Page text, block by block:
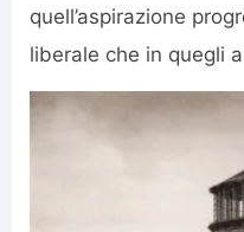
quell’aspirazione
liberale che in quegli